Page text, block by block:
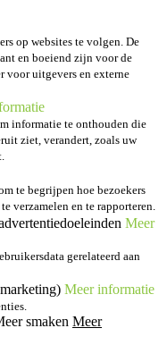
op websites te volgen. De
en boeiend zijn voor de
voor uitgevers en externe
informatie te onthouden die
ziet, verandert, zoals uw
te begrijpen hoe bezoekers
verzamelen en te rapporteren.
Meer
gerelateerd aan
Meer informatie
smaken Meer